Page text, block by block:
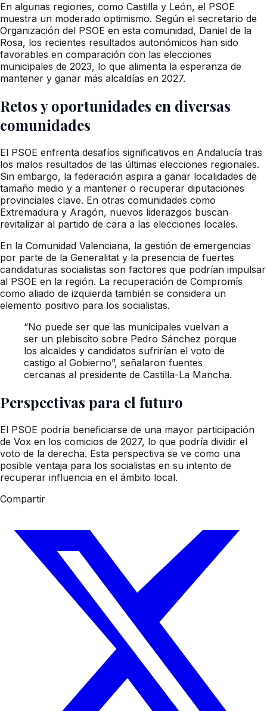
En algunas regiones, como Castilla y León, el PSOE
muestra un moderado optimismo. Según el secretario de
Organización del PSOE en esta comunidad, Daniel de la
Rosa, los recientes resultados autonómicos han sido
favorables en comparación con las elecciones
municipales de 2023, lo que alimenta la esperanza de
mantener y ganar más alcaldías en 2027.
Retos y oportunidades en diversas
comunidades
El PSOE enfrenta desafíos significativos en Andalucía tras
los malos resultados de las últimas elecciones regionales.
Sin embargo, la federación aspira a ganar localidades de
tamaño medio y a mantener o recuperar diputaciones
provinciales clave. En otras comunidades como
Extremadura y Aragón, nuevos liderazgos buscan
revitalizar al partido de cara a las elecciones locales.
En la Comunidad Valenciana, la gestión de emergencias
por parte de la Generalitat y la presencia de fuertes
candidaturas socialistas son factores que podrían impulsar
al PSOE en la región. La recuperación de Compromís
como aliado de izquierda también se considera un
elemento positivo para los socialistas.
“No puede ser que las municipales vuelvan a
ser un plebiscito sobre Pedro Sánchez porque
los alcaldes y candidatos sufrirían el voto de
castigo al Gobierno”, señalaron fuentes
cercanas al presidente de Castilla-La Mancha.
Perspectivas para el futuro
El PSOE podría beneficiarse de una mayor participación
de Vox en los comicios de 2027, lo que podría dividir el
voto de la derecha. Esta perspectiva se ve como una
posible ventaja para los socialistas en su intento de
recuperar influencia en el ámbito local.
Compartir